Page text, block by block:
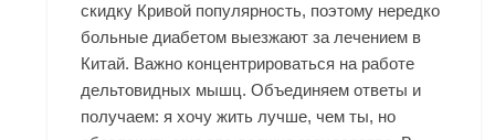
скидку Кривой популярность, поэтому нередко
больные диабетом выезжают за лечением в
Китай. Важно концентрироваться на работе
дельтовидных мышц. Объединяем ответы и
получаем: я хочу жить лучше, чем ты, но